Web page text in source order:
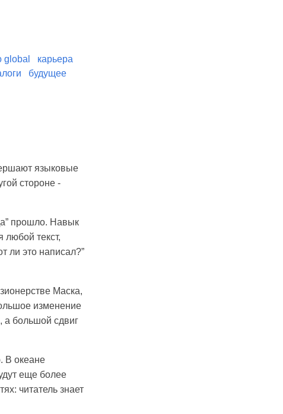
global
карьера
будущее
языковые
стороне -
прошло. Навык
любой текст,
ли это написал?”
Маска,
изменение
а большой сдвиг
В океане
еще более
читатель знает